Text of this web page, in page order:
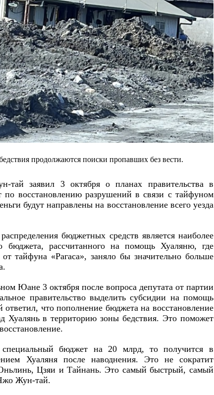
продолжаются поиски пропавших без вести.
заявил 3 октября о планах правительства в
восстановлению разрушений в связи с тайфуном
будут направлены на восстановление всего уезда
бюджетных средств является наиболее
бюджета, рассчитанного на помощь Хуаляню, где
тайфуна «Рагаса», заняло бы значительно больше
Юане 3 октября после вопроса депутата от партии
правительство выделить субсидии на помощь
что пополнение бюджета на восстановление
Хуалянь в территорию зоны бедствия. Это поможет
бюджет на 20 млрд, то получится в
Хуаляня после наводнения. Это не сократит
Цзяи и Тайнань. Это самый быстрый, самый
Жун-тай.